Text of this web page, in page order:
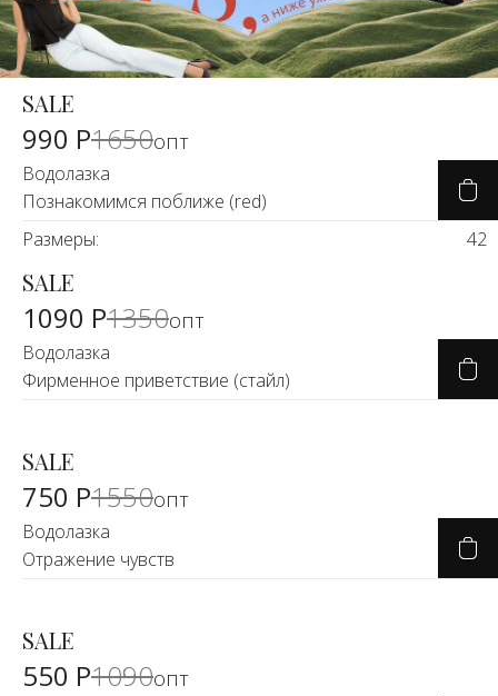
-39%
SALE
990 Р1650опт
Водолазка
Познакомимся поближе (red)
Размеры:
42
-17%
SALE
1090 Р1350опт
Водолазка
Фирменное приветствие (стайл)
-50%
SALE
750 Р1550опт
Водолазка
Отражение чувств
-50%
SALE
550 Р1090опт